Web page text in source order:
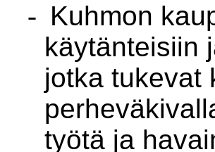
- Kuhmon
käytänteisiin
jotka tukevat
työtä ja